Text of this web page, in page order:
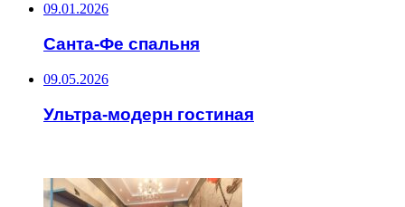
09.01.2026
Санта-Фе спальня
09.05.2026
Ультра-модерн гостиная